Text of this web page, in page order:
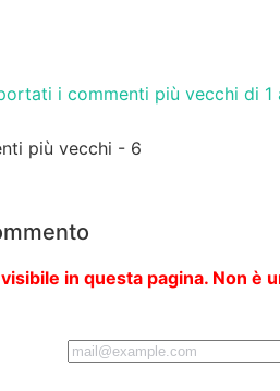
i commenti più vecchi di 1
più vecchi - 6
in questa pagina. Non è